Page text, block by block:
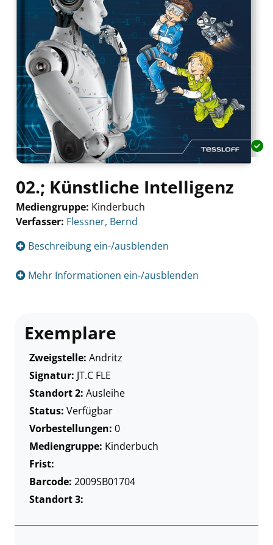
02.; Künstliche Intelligenz
Mediengruppe: Kinderbuch
Verfasser: Suche nach diesem Verfasser
Flessner, Bernd
Beschreibung ein-/ausblenden
Mehr Informationen ein-/ausblenden
Exemplare
Zweigstelle: Andritz
Signatur: JT.C FLE
Standort 2: Ausleihe
Status: Verfügbar
Vorbestellungen: 0
Mediengruppe: Kinderbuch
Frist:
Barcode: 2009SB01704
Standort 3: